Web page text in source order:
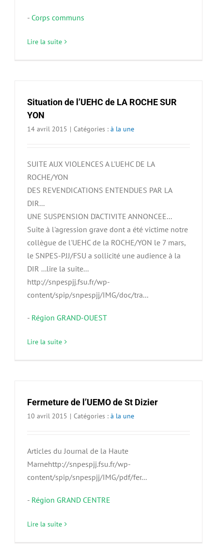
- Corps communs
Lire la suite
Situation de l’UEHC de LA ROCHE SUR
YON
14 avril 2015 | Catégories : à la une
SUITE AUX VIOLENCES A L'UEHC DE LA
ROCHE/YON
DES REVENDICATIONS ENTENDUES PAR LA
DIR...
UNE SUSPENSION D'ACTIVITE ANNONCEE...
Suite à l'agression grave dont a été victime notre
collègue de l'UEHC de la ROCHE/YON le 7 mars,
le SNPES-PJJ/FSU a sollicité une audience à la
DIR ...lire la suite...
http://snpespjj.fsu.fr/wp-
content/spip/snpespjj/IMG/doc/tra...
- Région GRAND-OUEST
Lire la suite
Fermeture de l’UEMO de St Dizier
10 avril 2015 | Catégories : à la une
Articles du Journal de la Haute
Marnehttp://snpespjj.fsu.fr/wp-
content/spip/snpespjj/IMG/pdf/fer...
- Région GRAND CENTRE
Lire la suite